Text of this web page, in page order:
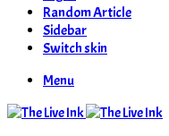
Random Article
Sidebar
Switch skin
Menu